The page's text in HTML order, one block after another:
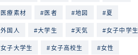
医療素材 医者 地図 夏
外国人 大学生 天気 女子中学生
女子大学生 女子高校生 女性